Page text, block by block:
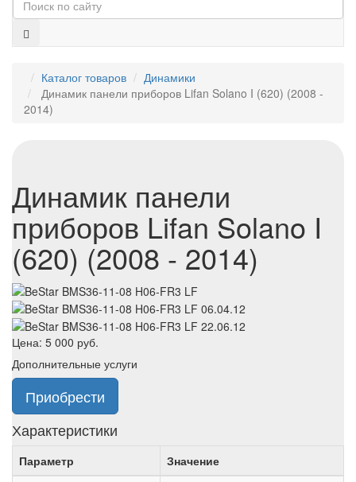
Каталог товаров
Динамики
Динамик панели приборов Lifan Solano I (620) (2008 -
2014)
Динамик панели
приборов Lifan Solano I
(620) (2008 - 2014)
Цена: 5 000 руб.
Дополнительные услуги
Приобрести
Характеристики
Параметр
Значение